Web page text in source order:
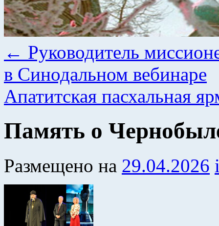
← Руководитель
в Синодальном вебинаре
Апатитская пасхальная
Память о
Размещено на 29.04.2026